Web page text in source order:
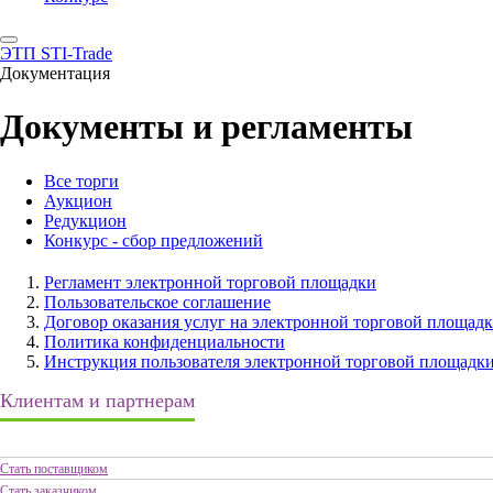
ЭТП STI-Trade
Документация
Документы и регламенты
Все торги
Аукцион
Редукцион
Конкурс - сбор предложений
Регламент электронной торговой площадки
Пользовательское соглашение
Договор оказания услуг на электронной торговой
Политика конфиденциальности
Инструкция пользователя электронной торговой
Клиентам и партнерам
Стать поставщиком